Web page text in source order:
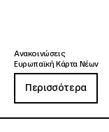
Ανακοινώσεις
Ευρωπαϊκή Κάρτα Νέων
Περισσότερα